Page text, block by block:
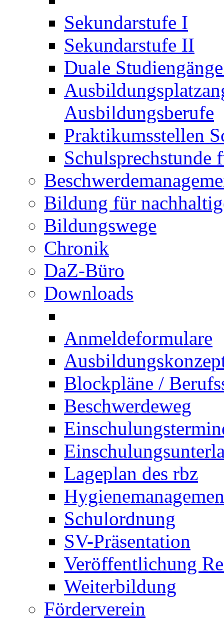
Sekundarstufe I
Sekundarstufe II
Duale
Ausbildungsberufe
Praktikumsstellen
Schulsprechstunde
Bildung für
Bildungswege
Chronik
DaZ-Büro
Downloads
Anmeldeformulare
Blockpläne /
Beschwerdeweg
Lageplan des rbz
Schulordnung
SV-Präsentation
Veröffentlichung
Weiterbildung
Förderverein